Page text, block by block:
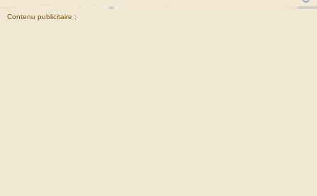
Contenu publicitaire :